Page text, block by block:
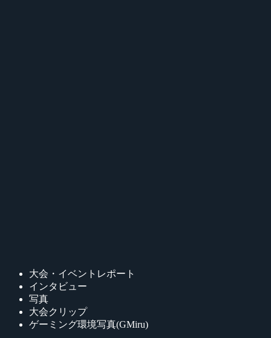
大会・イベントレポート
インタビュー
写真
大会クリップ
ゲーミング環境写真(GMiru)